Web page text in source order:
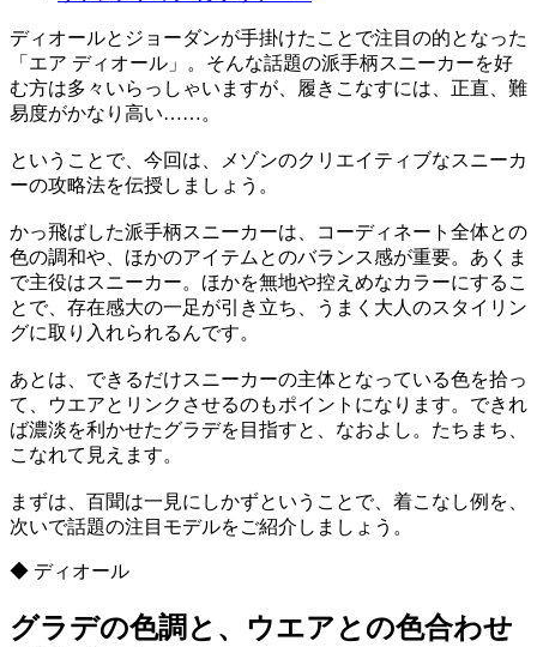
ディオールとジョーダンが手掛けたことで注目の的となった
「エア ディオール」。そんな話題の派手柄スニーカーを好
む方は多々いらっしゃいますが、履きこなすには、正直、難
易度がかなり高い……。
ということで、今回は、メゾンのクリエイティブなスニーカ
ーの攻略法を伝授しましょう。
かっ飛ばした派手柄スニーカーは、コーディネート全体との
色の調和や、ほかのアイテムとのバランス感が重要。あくま
で主役はスニーカー。ほかを無地や控えめなカラーにするこ
とで、存在感大の一足が引き立ち、うまく大人のスタイリン
グに取り入れられるんです。
あとは、できるだけスニーカーの主体となっている色を拾っ
て、ウエアとリンクさせるのもポイントになります。できれ
ば濃淡を利かせたグラデを目指すと、なおよし。たちまち、
こなれて見えます。
まずは、百聞は一見にしかずということで、着こなし例を、
次いで話題の注目モデルをご紹介しましょう。
◆ ディオール
グラデの色調と、ウエアとの色合わせ